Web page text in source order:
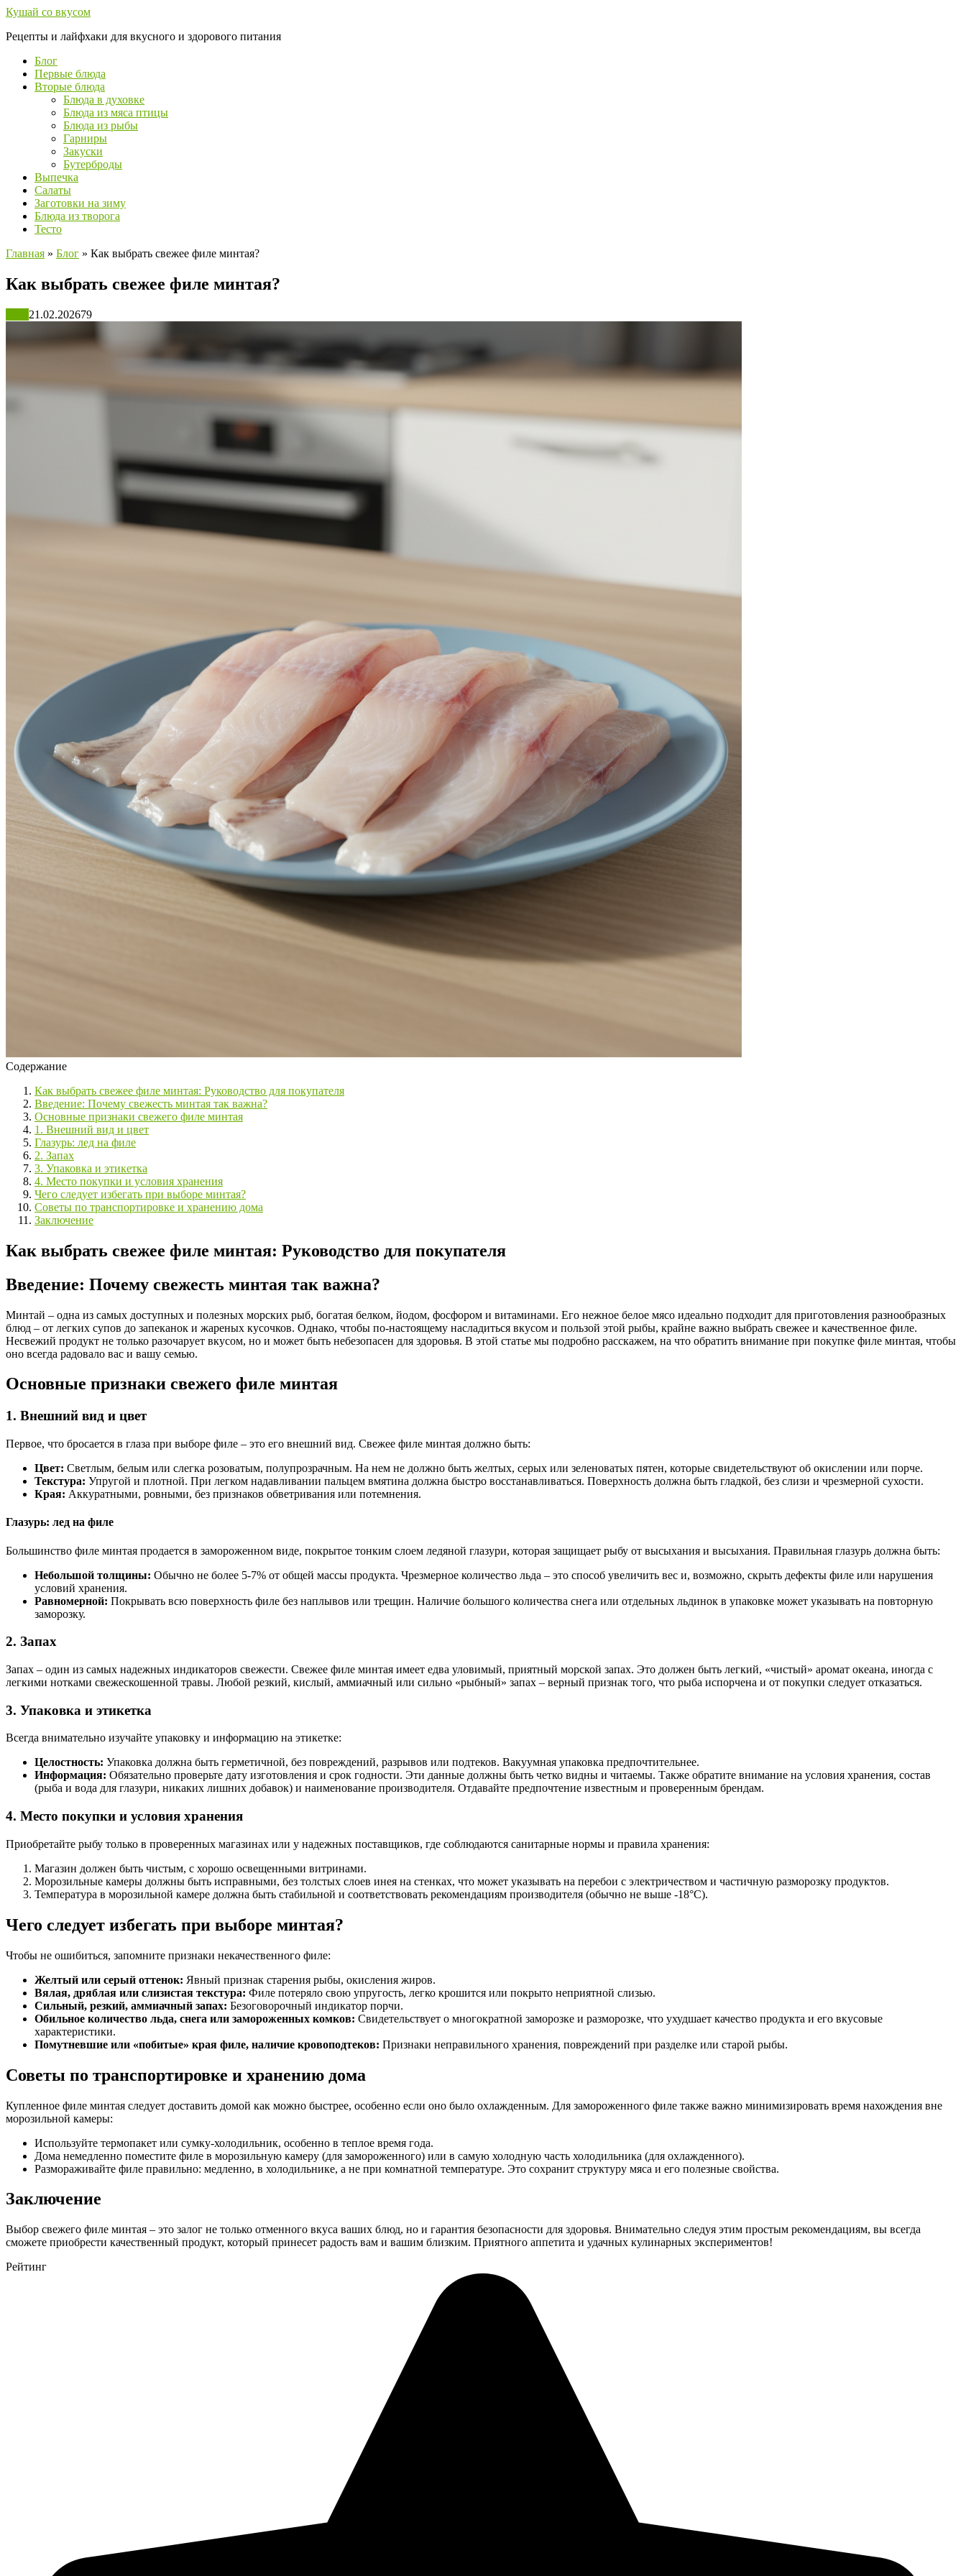
Перейти
контенту
Кушай со вкусом
Рецепты и лайфхаки для вкусного и здорового питания
Блог
Первые блюда
Вторые блюда
Блюда в духовке
Блюда из мяса птицы
Блюда из рыбы
Гарниры
Закуски
Бутерброды
Выпечка
Салаты
Заготовки на зиму
Блюда из творога
Тесто
Главная » Блог » Как выбрать свежее филе минтая?
Как выбрать свежее филе минтая?
21.02.202679
Содержание
Как выбрать свежее филе минтая: Руководство для покупателя
Введение: Почему свежесть минтая так важна?
Основные признаки свежего филе минтая
1. Внешний вид и цвет
Глазурь: лед на филе
2. Запах
3. Упаковка и этикетка
4. Место покупки и условия хранения
Чего следует избегать при выборе минтая?
Советы по транспортировке и хранению дома
Заключение
Как выбрать свежее филе минтая: Руководство для покупателя
Введение: Почему свежесть минтая так важна?
Минтай – одна из самых доступных и полезных морских рыб, богатая белком, йодом, фосфором и витаминами. Его нежное белое мясо идеально подходит для приготовления разнообразных
блюд – от легких супов до запеканок и жареных кусочков. Однако, чтобы по-настоящему насладиться вкусом и пользой этой рыбы, крайне важно выбрать свежее и качественное филе.
Несвежий продукт не только разочарует вкусом, но и может быть небезопасен для здоровья. В этой статье мы подробно расскажем, на что обратить внимание при покупке филе минтая, чтобы
оно всегда радовало вас и вашу семью.
Основные признаки свежего филе минтая
1. Внешний вид и цвет
Первое, что бросается в глаза при выборе филе – это его внешний вид. Свежее филе минтая должно быть:
Цвет: Светлым, белым или слегка розоватым, полупрозрачным. На нем не должно быть желтых, серых или зеленоватых пятен, которые свидетельствуют об окислении или порче.
Текстура: Упругой и плотной. При легком надавливании пальцем вмятина должна быстро восстанавливаться. Поверхность должна быть гладкой, без слизи и чрезмерной сухости.
Края: Аккуратными, ровными, без признаков обветривания или потемнения.
Глазурь: лед на филе
Большинство филе минтая продается в замороженном виде, покрытое тонким слоем ледяной глазури, которая защищает рыбу от высыхания и высыхания. Правильная глазурь должна быть:
Небольшой толщины: Обычно не более 5-7% от общей массы продукта. Чрезмерное количество льда – это способ увеличить вес и, возможно, скрыть дефекты филе или нарушения
условий хранения.
Равномерной: Покрывать всю поверхность филе без наплывов или трещин. Наличие большого количества снега или отдельных льдинок в упаковке может указывать на повторную
заморозку.
2. Запах
Запах – один из самых надежных индикаторов свежести. Свежее филе минтая имеет едва уловимый, приятный морской запах. Это должен быть легкий, «чистый» аромат океана, иногда с
легкими нотками свежескошенной травы. Любой резкий, кислый, аммиачный или сильно «рыбный» запах – верный признак того, что рыба испорчена и от покупки следует отказаться.
3. Упаковка и этикетка
Всегда внимательно изучайте упаковку и информацию на этикетке:
Целостность: Упаковка должна быть герметичной, без повреждений, разрывов или подтеков. Вакуумная упаковка предпочтительнее.
Информация: Обязательно проверьте дату изготовления и срок годности. Эти данные должны быть четко видны и читаемы. Также обратите внимание на условия хранения, состав
(рыба и вода для глазури, никаких лишних добавок) и наименование производителя. Отдавайте предпочтение известным и проверенным брендам.
4. Место покупки и условия хранения
Приобретайте рыбу только в проверенных магазинах или у надежных поставщиков, где соблюдаются санитарные нормы и правила хранения:
Магазин должен быть чистым, с хорошо освещенными витринами.
Морозильные камеры должны быть исправными, без толстых слоев инея на стенках, что может указывать на перебои с электричеством и частичную разморозку продуктов.
Температура в морозильной камере должна быть стабильной и соответствовать рекомендациям производителя (обычно не выше -18°C).
Чего следует избегать при выборе минтая?
Чтобы не ошибиться, запомните признаки некачественного филе:
Желтый или серый оттенок: Явный признак старения рыбы, окисления жиров.
Вялая, дряблая или слизистая текстура: Филе потеряло свою упругость, легко крошится или покрыто неприятной слизью.
Сильный, резкий, аммиачный запах: Безоговорочный индикатор порчи.
Обильное количество льда, снега или замороженных комков: Свидетельствует о многократной заморозке и разморозке, что ухудшает качество продукта и его вкусовые
характеристики.
Помутневшие или «побитые» края филе, наличие кровоподтеков: Признаки неправильного хранения, повреждений при разделке или старой рыбы.
Советы по транспортировке и хранению дома
Купленное филе минтая следует доставить домой как можно быстрее, особенно если оно было охлажденным. Для замороженного филе также важно минимизировать время нахождения вне
морозильной камеры:
Используйте термопакет или сумку-холодильник, особенно в теплое время года.
Дома немедленно поместите филе в морозильную камеру (для замороженного) или в самую холодную часть холодильника (для охлажденного).
Размораживайте филе правильно: медленно, в холодильнике, а не при комнатной температуре. Это сохранит структуру мяса и его полезные свойства.
Заключение
Выбор свежего филе минтая – это залог не только отменного вкуса ваших блюд, но и гарантия безопасности для здоровья. Внимательно следуя этим простым рекомендациям, вы всегда
сможете приобрести качественный продукт, который принесет радость вам и вашим близким. Приятного аппетита и удачных кулинарных экспериментов!
Рейтинг